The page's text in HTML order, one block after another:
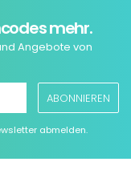
mehr.
Angebote von
ABONNIEREN
abmelden.